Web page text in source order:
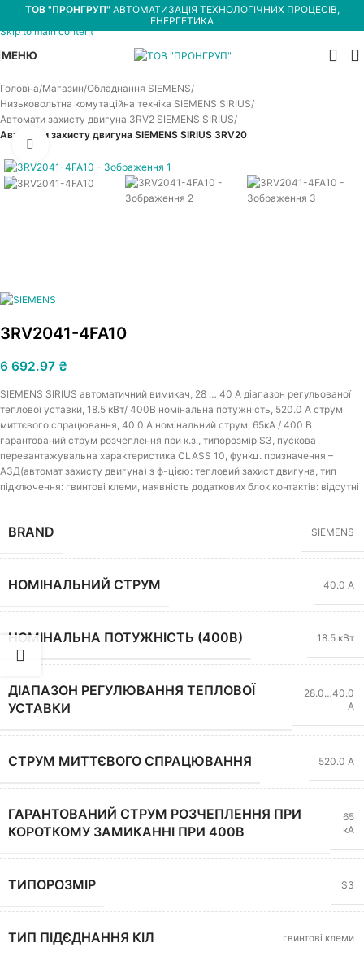
Skip to navigation
Skip to main content
ТОВ "ПРОНГРУП" АВТОМАТИЗАЦІЯ ТЕХНОЛОГІЧНИХ ПРОЦЕСІВ,
ЕНЕРГЕТИКА
МЕНЮ
Головна Магазин Обладнання SIEMENS
Низьковольтна комутаційна техніка SIEMENS SIRIUS
Автомати захисту двигуна 3RV2 SIEMENS SIRIUS
Автомати захисту двигуна SIEMENS SIRIUS 3RV20
Увеличить
3RV2041-4FA10
6 692.97 ₴
SIEMENS SIRIUS автоматичний вимикач, 28 … 40 A діапазон регульованої
теплової уставки, 18.5 кВт/ 400В номінальна потужність, 520.0 A струм
миттєвого спрацювання, 40.0 A номінальний струм, 65кА / 400 В
гарантований струм розчеплення при к.з., типорозмір S3, пускова
перевантажувальна характеристика CLASS 10, функц. призначення –
АЗД(автомат захисту двигуна) з ф-цією: тепловий захист двигуна, тип
підключення: гвинтові клеми, наявність додаткових блок контактів: відсутні
BRAND SIEMENS
НОМІНАЛЬНИЙ СТРУМ 40.0 А
НОМІНАЛЬНА ПОТУЖНІСТЬ (400В) 18.5 кВт
ДІАПАЗОН РЕГУЛЮВАННЯ ТЕПЛОВОЇ
УСТАВКИ
28.0…40.0
А
СТРУМ МИТТЄВОГО СПРАЦЮВАННЯ 520.0 А
ГАРАНТОВАНИЙ СТРУМ РОЗЧЕПЛЕННЯ ПРИ
КОРОТКОМУ ЗАМИКАННІ ПРИ 400В
65
кА
ТИПОРОЗМІР S3
ТИП ПІДЄДНАННЯ КІЛ гвинтові клеми